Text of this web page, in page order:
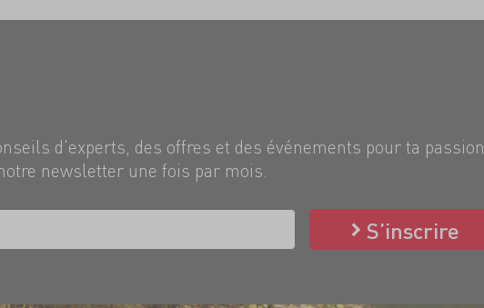
d'experts, des offres et des événements pour ta passion
newsletter une fois par mois.
S’inscrire